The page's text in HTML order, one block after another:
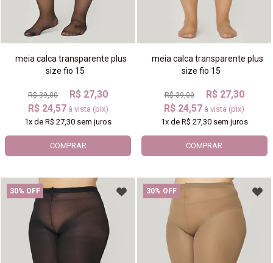
meia calca transparente plus
size fio 15
R$ 39,00
R$ 27,30
R$ 24,57 à vista (pix)
1x deR$ 27,30 sem juros
COMPRAR
meia calca transparente plus
size fio 15
R$ 39,00
R$ 27,30
R$ 24,57 à vista (pix)
1xde R$ 27,30sem juros
COMPRAR
30% OFF 30% OFF